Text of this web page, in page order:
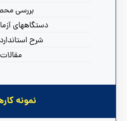
بررسی
دستگاههای
شرح استاندارد ASTM
مقالات
نمونه